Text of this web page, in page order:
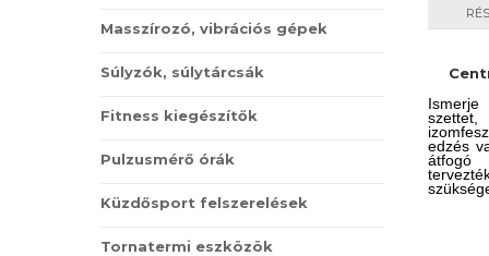
Masszírozó, vibrációs gépek
Súlyzók, súlytárcsák
Fitness kiegészítők
Pulzusmérő órák
Küzdősport felszerelések
Tornatermi eszközök
szettet,
edzés
átfogó
a